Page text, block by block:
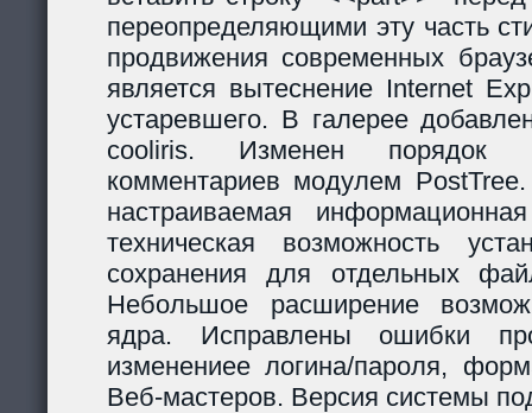
переопределяющими эту часть
продвижения современных
является вытеснение Internet
устаревшего. В галерее
cooliris. Изменен порядок
комментариев модулем
настраиваемая
техническая возможность
сохранения для отдельных
Небольшое расширение
ядра. Исправлены ошибки
изменениее логина/пароля,
Веб-мастеров. Версия системы